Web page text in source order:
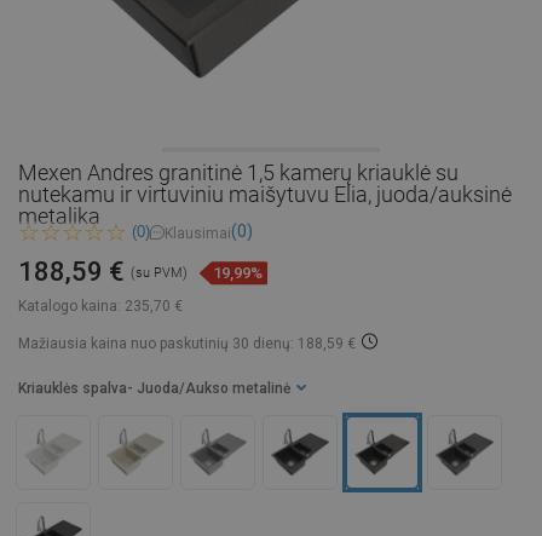
Mexen Andres granitinė 1,5 kamerų kriauklė su
nutekamu ir virtuviniu maišytuvu Elia, juoda/auksinė
metalika
(0) Klausimai(0)
Katalogo kaina: 235,70 €
188,59 € (su PVM) 19,99%
Mažiausia kaina nuo paskutinių 30 dienų: 188,59 €
Kriauklės spalva - Juoda/Aukso metalinė